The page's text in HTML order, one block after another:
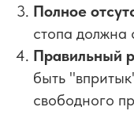
Полное
стопа должна
Правильный
быть
свободного